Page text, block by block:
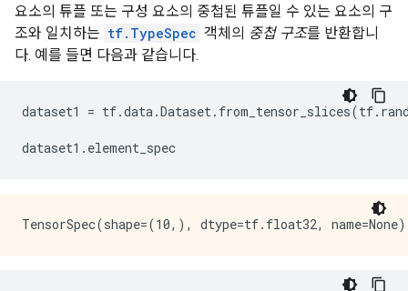
요소의 튜플 또는 구성 요소의 중첩된 튜플일 수 있는 요소의 구
조와 일치하는 tf.TypeSpec 객체의 중첩 구조를 반환합니
다. 예를 들면 다음과 같습니다.
dataset1 = tf.data.Dataset. from_tensor_slices(tf.
dataset1 . element_spec